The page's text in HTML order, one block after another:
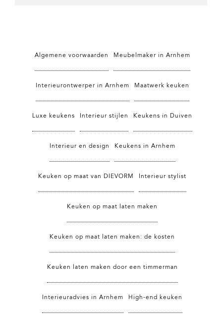
Algemene voorwaarden Meubelmaker in Arnhem
Interieurontwerper in Arnhem Maatwerk keuken
Luxe keukens Interieur stijlen Keukens in Duiven
Interieur en design Keukens in Arnhem
Keuken op maat van DIEVORM Interieur stylist
Keuken op maat laten maken
Keuken op maat laten maken: de kosten
Keuken laten maken door een timmerman
Interieuradvies in Arnhem High-end keuken